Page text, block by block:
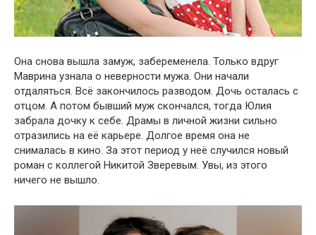
Она снова вышла замуж, забеременела. Только вдруг
Маврина узнала о неверности мужа. Они начали
отдаляться. Всё закончилось разводом. Дочь осталась с
отцом. А потом бывший муж скончался, тогда Юлия
забрала дочку к себе. Драмы в личной жизни сильно
отразились на её карьере. Долгое время она не
снималась в кино. За этот период у неё случился новый
роман с коллегой Никитой Зверевым. Увы, из этого
ничего не вышло.